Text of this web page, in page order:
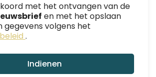
met het ontvangen van de
en met het opslaan
gegevens volgens het
.
Indienen